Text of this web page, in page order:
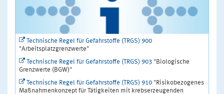
Technische Regel für Gefahrstoffe (TRGS) 900
"Arbeitsplatzgrenzwerte"
Technische Regel für Gefahrstoffe (TRGS) 903 "Biologische
Grenzwerte (BGW)"
Technische Regel für Gefahrstoffe (TRGS) 910 "Risikobezogenes
Maßnahmenkonzept für Tätigkeiten mit krebserzeugenden